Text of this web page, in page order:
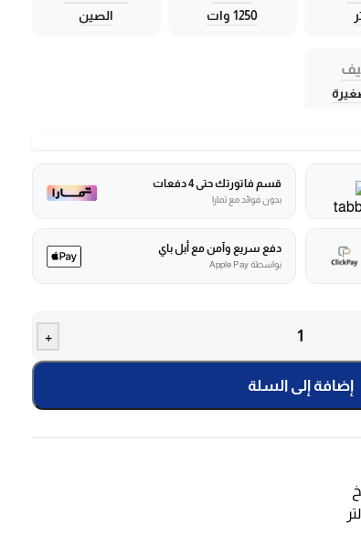
1250 وات الصين
قسم فاتورتك حتى 4 دفعات
بدون فوائد مع تمارا
دفع سريع وآمن مع أبل باي
بواسطة Apple Pay
+
إضافة إلى السلة